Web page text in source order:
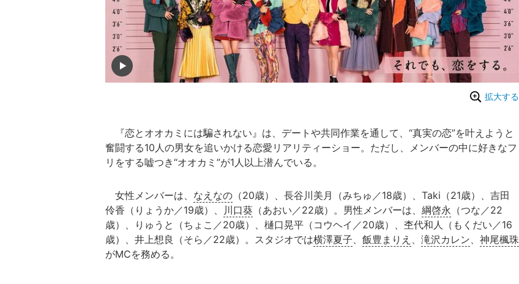
拡大する
『恋とオオカミには騙されない』は、デートや共同作業を通して、“真実の恋”を叶えようと
奮闘する10人の男女を追いかける恋愛リアリティーショー。ただし、メンバーの中に好きなフ
リをする嘘つき“オオカミ”が1人以上潜んでいる。
女性メンバーは、 なえなの （20歳）、長谷川美月（みちゅ／18歳）、Taki（21歳）、吉田
伶香（りょうか／19歳）、
川口葵 （あおい／22歳）。男性メンバーは、 綱啓永 （つな／22
歳）、りゅうと（ちょこ／20歳）、樋口晃平（コウヘイ／20歳）、杢代和人（もくだい／16
歳）、井上想良（そら／22歳）。スタジオでは横澤夏子 飯豊まりえ 滝沢カレン
神尾楓珠
がMCを務める。